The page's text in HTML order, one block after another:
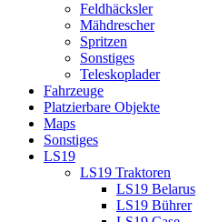
Feldhäcksler
Mähdrescher
Spritzen
Sonstiges
Teleskoplader
Fahrzeuge
Platzierbare Objekte
Maps
Sonstiges
LS19
LS19 Traktoren
LS19 Belarus
LS19 Bührer